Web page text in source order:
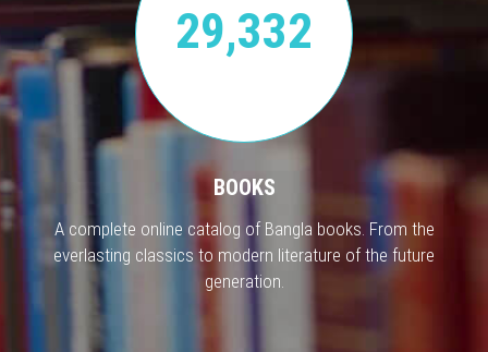
29,332
BOOKS
A complete online catalog of Bangla books. From the
everlasting classics to modern literature of the future
generation.